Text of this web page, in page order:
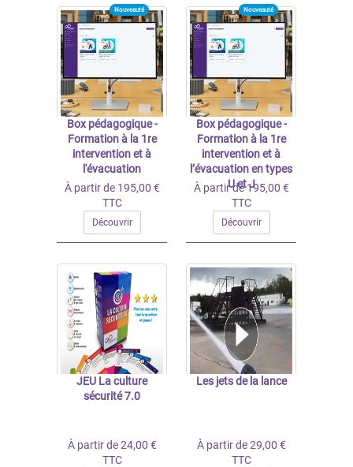
Nouveauté
Box pédagogique -
Formation à la 1re
intervention et à
l'évacuation
À partir de 195,00 €
TTC
Découvrir
Nouveauté
Box pédagogique -
Formation à la 1re
intervention et à
l’évacuation en types
U et J
À partir de 195,00 €
TTC
Découvrir
JEU La culture
sécurité 7.0
À partir de 24,00 €
TTC
Les jets de la lance
À partir de 29,00 €
TTC